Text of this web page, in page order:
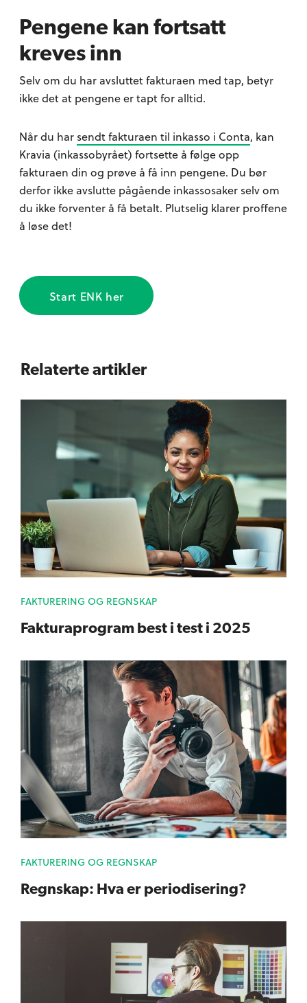
Pengene kan fortsatt
kreves inn
Selv om du har avsluttet fakturaen med tap, betyr
ikke det at pengene er tapt for alltid.
Når du har sendt fakturaen til inkasso i Conta, kan
Kravia (inkassobyrået) fortsette å følge opp
fakturaen din og prøve å få inn pengene. Du bør
derfor ikke avslutte pågående inkassosaker selv om
du ikke forventer å få betalt. Plutselig klarer proffene
å løse det!
Start ENK her
Relaterte artikler
FAKTURERING OG REGNSKAP
Fakturaprogram best i test i 2025
FAKTURERING OG REGNSKAP
Regnskap: Hva er periodisering?